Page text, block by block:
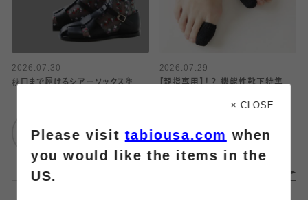
2026.07.30
秋口まで履けるシアーソックス💐
ルミネ横浜店
2026.07.29
【親指専用】！？ 機能性靴下特集
ルミネ立川
× CLOSE
Please visittabiousa.com when
you would like the items in the
US.